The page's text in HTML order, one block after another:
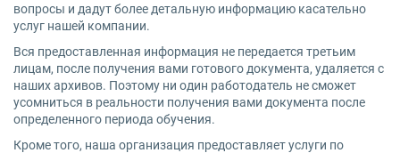
вопросы и дадут более детальную информацию касательно
услуг нашей компании.
Вся предоставленная информация не передается третьим
лицам, после получения вами готового документа, удаляется с
наших архивов. Поэтому ни один работодатель не сможет
усомниться в реальности получения вами документа после
определенного периода обучения.
Кроме того, наша организация предоставляет услуги по